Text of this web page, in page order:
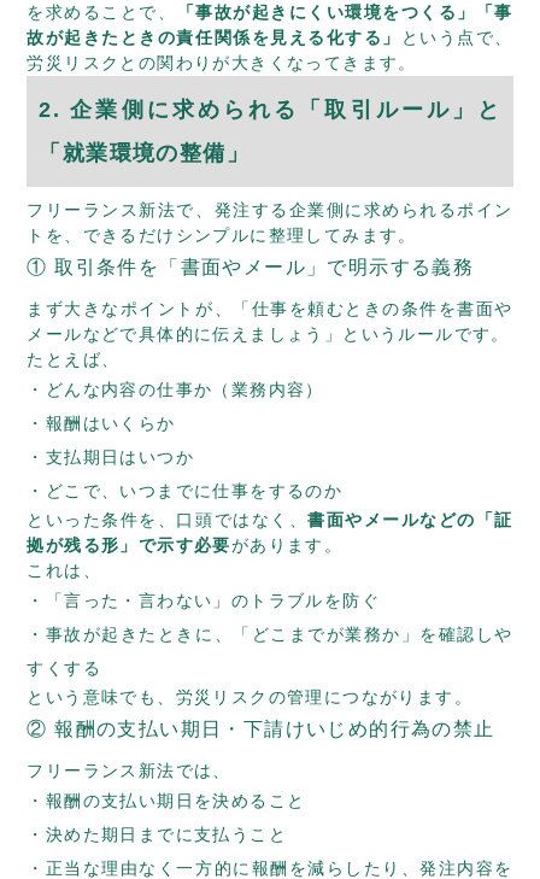
を求めることで、
「事故が起きにくい環境をつくる」「事
故が起きたときの責任関係を見える化する」
という点で、
労災リスクとの関わりが大きくなってきます。
2. 企業側に求められる「取引ルール」と
「就業環境の整備」
フリーランス新法で、発注する企業側に求められるポイン
トを、できるだけシンプルに整理してみます。
① 取引条件を「書面やメール」で明示する義務
まず大きなポイントが、「仕事を頼むときの条件を書面や
メールなどで具体的に伝えましょう」というルールです。
たとえば、
どんな内容の仕事か（業務内容）
報酬はいくらか
支払期日はいつか
どこで、いつまでに仕事をするのか
といった条件を、口頭ではなく、書面やメールなどの「証
拠が残る形」で示す必要があります。
これは、
「言った・言わない」のトラブルを防ぐ
事故が起きたときに、「どこまでが業務か」を確認しや
すくする
という意味でも、労災リスクの管理につながります。
② 報酬の支払い期日・下請けいじめ的行為の禁止
フリーランス新法では、
報酬の支払い期日を決めること
決めた期日までに支払うこと
正当な理由なく一方的に報酬を減らしたり、発注内容を